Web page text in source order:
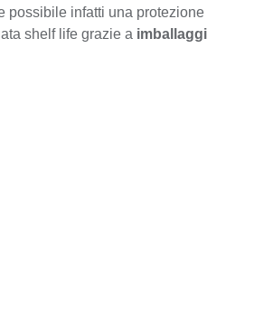
possibile infatti una protezione
shelf life grazie a imballaggi